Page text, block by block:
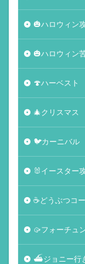
🎃ハロウィン
🎃ハロウィン
🍄ハーベスト
🎄クリスマス
🐦カーニバル
🐰イースター
☕️どうぶつコ
🥠フォーチュ
⛴ジョニー行